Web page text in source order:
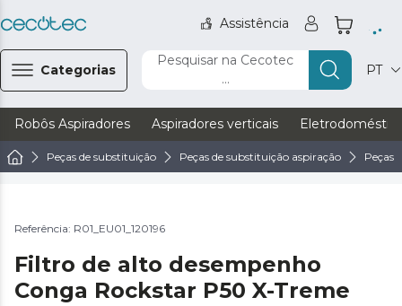
Assistência
Categorias
Pesquisar na Cecotec
...
PT
Robôs Aspiradores Aspiradores verticais
Peças de substituição Peças de substituição aspiração Peças
Referência: R01_EU01_120196
Filtro de alto desempenho
Conga Rockstar P50 X-Treme